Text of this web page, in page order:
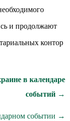
и продолжают
контор
в календаре
событий →
событии →